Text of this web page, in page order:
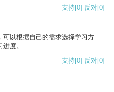
支持[0] 反对[0]
可以根据自己的需求选择学习方
度。
支持[0] 反对[0]